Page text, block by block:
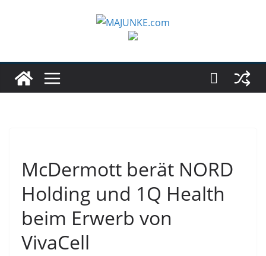
McDermott berät NORD
Holding und 1Q Health
beim Erwerb von
VivaCell